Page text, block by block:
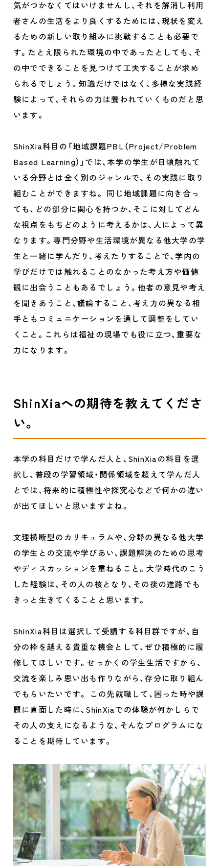
気がつかなくてはいけませんし、それを解消し利用
者さんの生活をより良くするためには、現状を変え
るための新しい取り組みに挑戦することも必要で
す。たとえ限られた環境の中であったとしても、そ
の中でできることを見つけて工夫することが求め
られるでしょう。知識だけではなく、多様な実践経
験によって、それらの力は養われていくものだと思
います。
ShinXia科目の「地域課題PBL（Project/Problem
Based Learning）」では、本学の学生が日頃触れて
いる分野とは全く別のジャンルで、その実践に取り
組むことができますね。 同じ地域課題に向き合っ
ても、どの部分に関心を持つか、そこに対してどん
な視点をもちどのように考えるかは、人によって異
なります。専門分野や生活環境が異なる他大学の学
生と一緒に学んだり、考えたりすることで、学内の
学びだけでは触れることのなかった考え方や価値
観に出会うこともあるでしょう。他者の意見や考え
を聞きあうこと、議論すること、考え方の異なる相
手ともコミュニケーションを通して調整をしてい
くこと。これらは福祉の現場でも役に立つ、重要な
力になります。
ShinXiaへの期待を教えてくださ
い。
本学の科目だけで学んだ人と、ShinXiaの科目を選
択し、普段の学習領域・関係領域を超えて学んだ人
とでは、将来的に積極性や探究心などで何かの違い
が出てほしいと思いますよね。
文理横断型のカリキュラムや、分野の異なる他大学
の学生との交流や学びあい、課題解決のための思考
やディスカッションを重ねること。大学時代のこう
した経験は、その人の核となり、その後の進路でも
きっと生きてくることと思います。
ShinXia科目は選択して受講する科目群ですが、自
分の枠を越える貴重な機会として、ぜひ積極的に履
修してほしいです。せっかくの学生生活ですから、
交流を楽しみ思い出も作りながら、存分に取り組ん
でもらいたいです。 この先就職して、困った時や課
題に直面した時に、ShinXiaでの体験が何かしらで
その人の支えになるような、そんなプログラムにな
ることを期待しています。